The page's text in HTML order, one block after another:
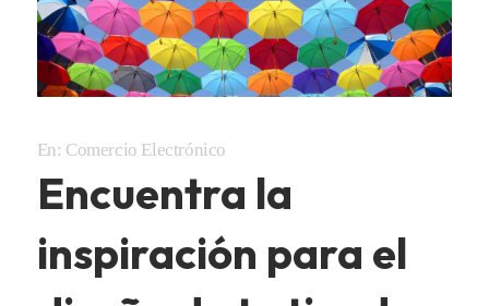
En: Comercio Electrónico
Encuentra la
inspiración para el